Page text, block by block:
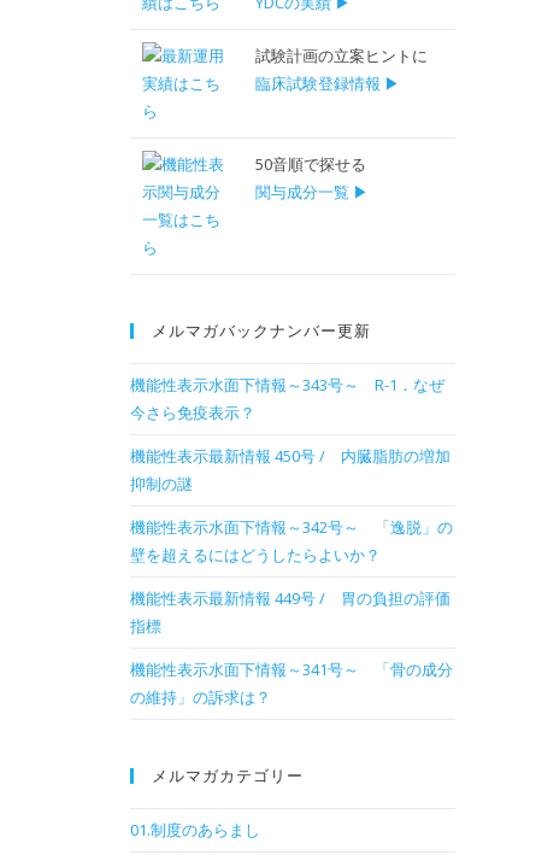
試験計画の立案ヒントに
臨床試験登録情報 ▶
50音順で探せる
関与成分一覧 ▶
メルマガバックナンバー更新
機能性表示水面下情報～343号～ R-1．なぜ
今さら免疫表示？
機能性表示最新情報 450号 / 内臓脂肪の増加
抑制の謎
機能性表示水面下情報～342号～ 「逸脱」の
壁を超えるにはどうしたらよいか？
機能性表示最新情報 449号 / 胃の負担の評価
指標
機能性表示水面下情報～341号～ 「骨の成分
の維持」の訴求は？
メルマガカテゴリー
01.制度のあらまし